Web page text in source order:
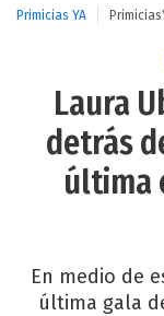
Primicias YA
Laura
detrás
última
En medio de
última gala